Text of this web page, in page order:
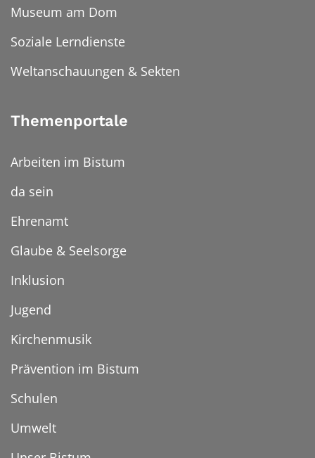
Museum am Dom
Soziale Lerndienste
Weltanschauungen & Sekten
Themenportale
Arbeiten im Bistum
da sein
Ehrenamt
Glaube & Seelsorge
Inklusion
Jugend
Kirchenmusik
Prävention im Bistum
Schulen
Umwelt